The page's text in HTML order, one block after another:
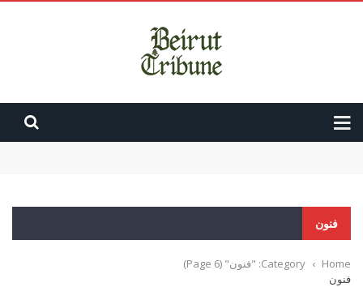
Your Sentence for You
انفجار المرفأ..عون: القرارالظني ضرورة..سلام: المحاسبةلن تستثني أحدا
فنون
Home
› Category: "فنون"
(Page 6)
فنون